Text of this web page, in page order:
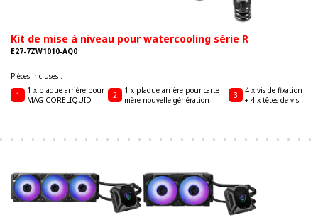
Kit de mise à niveau pour watercooling série R
E27-7ZW1010-AQ0
Pièces incluses :
1
1 x plaque arrière pour
MAG CORELIQUID
2
1 x plaque arrière pour carte
mère nouvelle génération
3
4 x vis de fixation
+ 4 x têtes de vis